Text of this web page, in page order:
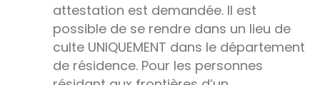
attestation est demandée. Il est
possible de se rendre dans un lieu de
culte UNIQUEMENT dans le département
de résidence. Pour les personnes